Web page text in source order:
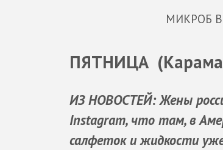
МИКРОБ
ПЯТНИЦА
ИЗ НОВОСТЕЙ: Жены
Instagram, что там, в
салфеток и жидкости